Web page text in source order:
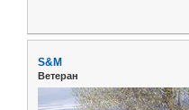
S&M
Ветеран